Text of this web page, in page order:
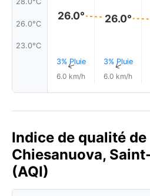
26.0°C
23.0°C
26.0°
3% Pluie
↑
6.0 km/h
26.0°
3% Pluie
↑
6.0 km/h
Indice de qualité
Chiesanuova,
(AQI)